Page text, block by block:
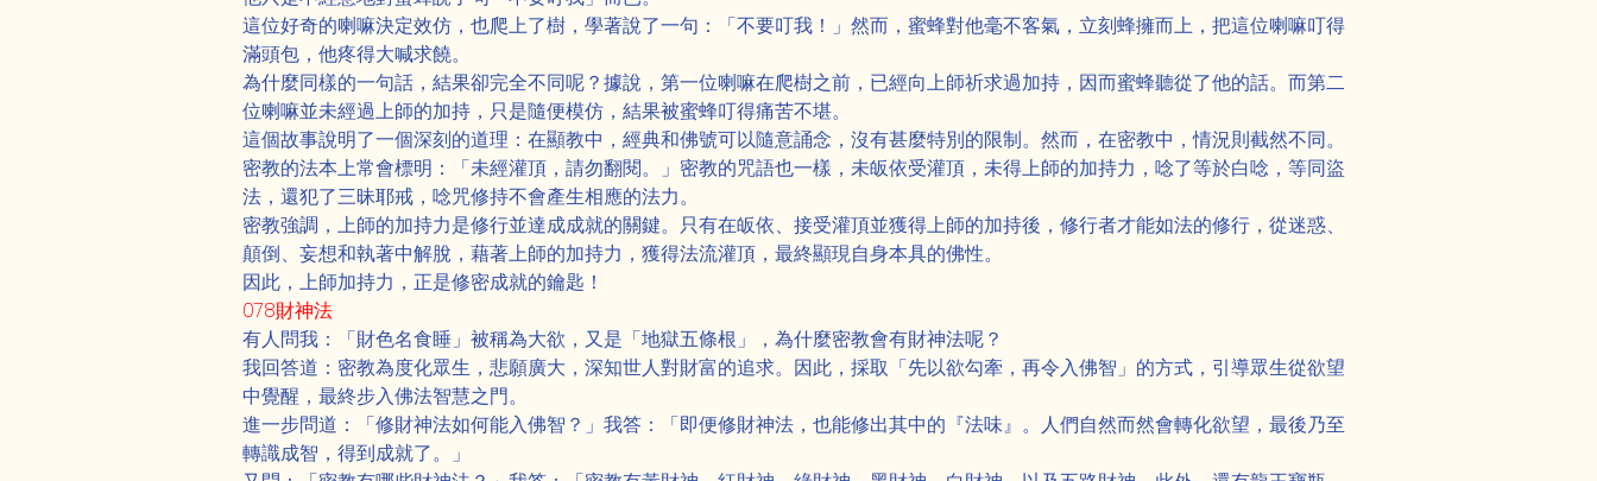
這位好奇的喇嘛決定效仿，也爬上了樹，學著說了一句：「不要叮我！」然而，蜜蜂對他毫不客氣，立刻蜂擁而上，把這位喇嘛叮得
滿頭包，他疼得大喊求饒。
為什麼同樣的一句話，結果卻完全不同呢？據說，第一位喇嘛在爬樹之前，已經向上師祈求過加持，因而蜜蜂聽從了他的話。而第二
位喇嘛並未經過上師的加持，只是隨便模仿，結果被蜜蜂叮得痛苦不堪。
這個故事說明了一個深刻的道理：在顯教中，經典和佛號可以隨意誦念，沒有甚麼特別的限制。然而，在密教中，情況則截然不同。
密教的法本上常會標明：「未經灌頂，請勿翻閱。」密教的咒語也一樣，未皈依受灌頂，未得上師的加持力，唸了等於白唸，等同盜
法，還犯了三昧耶戒，唸咒修持不會產生相應的法力。
密教強調，上師的加持力是修行並達成成就的關鍵。只有在皈依、接受灌頂並獲得上師的加持後，修行者才能如法的修行，從迷惑、
顛倒、妄想和執著中解脫，藉著上師的加持力，獲得法流灌頂，最終顯現自身本具的佛性。
因此，上師加持力，正是修密成就的鑰匙！
078財神法
有人問我：「財色名食睡」被稱為大欲，又是「地獄五條根」，為什麼密教會有財神法呢？
我回答道：密教為度化眾生，悲願廣大，深知世人對財富的追求。因此，採取「先以欲勾牽，再令入佛智」的方式，引導眾生從欲望
中覺醒，最終步入佛法智慧之門。
進一步問道：「修財神法如何能入佛智？」我答：「即便修財神法，也能修出其中的『法味』。人們自然而然會轉化欲望，最後乃至
轉識成智，得到成就了。」